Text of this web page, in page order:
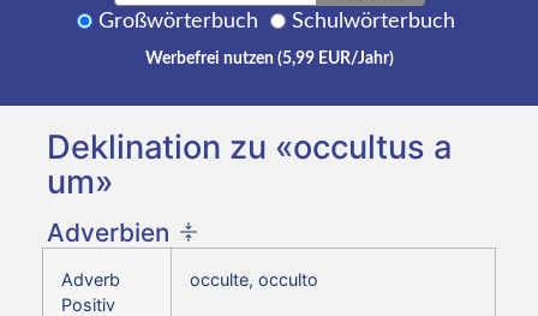
Großwörterbuch Schulwörterbuch
Werbefrei nutzen (5,99 EUR/Jahr)
Deklination zu «occultus a
um»
Adverbien
Adverb
Positiv
occulte, occulto